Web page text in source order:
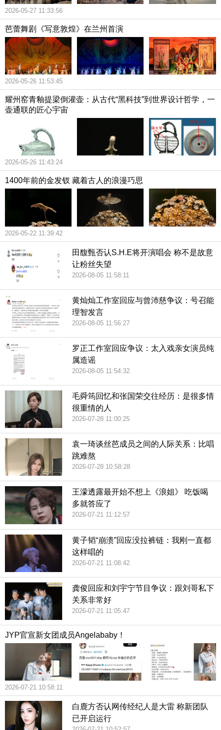
2026-05-27 11:33:56
芭蕾舞剧《写意敦煌》在兰州首演
2026-05-26 11:53:45
耀州窑青釉提梁倒灌壶：从古代“黑科技”到世界设计哲学，一
壶通联的匠心宇宙
2026-05-26 11:43:24
1400年前的金发钗 藏着古人的浪漫巧思
2026-05-22 11:39:42
田馥甄否认S.H.E将开演唱会 称不是故意
让粉丝失望
2026-08-05 11:58:11
黄灿灿工作室回应与曾沛慈争议：号召能
理智发言
2026-08-05 11:56:27
罗正工作室回应争议：太入戏亲女演员纯
属造谣
2026-08-05 11:54:32
毛舜筠回忆和张国荣交往经历：是很多情
很重情的人
2026-07-28 11:00:25
袁一琦谈丝芭成员之间的人际关系：比唱
跳难熬
2026-07-28 10:58:28
王濛透露最开始不想上《浪姐》 吃饭喝
多就答应了
2026-07-21 11:12:57
黄子韬“崩溃”回应没拉裤链：我刚一直都
这样唱的
2026-07-21 11:08:42
龚俊回应和刘宇宁节目争议：跟刘哥私下
关系非常好
2026-07-21 11:05:47
JYP官宣新女团成员Angelababy！
2026-07-21 10:58:11
白鹿方否认网传经纪人是大雷 称新团队
已开启运行